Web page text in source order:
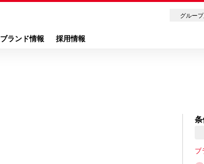
ブランド情報 採用情報
グルー
条
ブ